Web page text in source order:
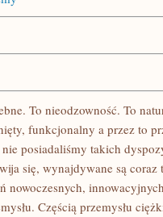
To nieodzowność. To
funkcjonalny a przez to
posiadaliśmy takich
się, wynajdywane są
nowoczesnych,
Częścią przemysłu